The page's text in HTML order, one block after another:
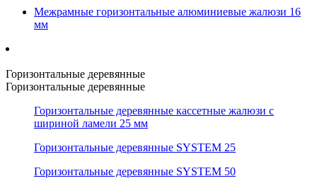
Межрамные горизонтальные алюминиевые жалюзи 16
мм
Горизонтальные деревянные
Горизонтальные деревянные
Горизонтальные деревянные кассетные жалюзи с
шириной ламели 25 мм
Горизонтальные деревянные SYSTEM 25
Горизонтальные деревянные SYSTEM 50